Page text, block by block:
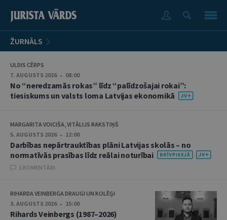
ŽURNĀLS
ULDIS CĒRPS
7. AUGUSTS 2026 • 08:00
No “neredzamās rokas” līdz “palīdzošajai rokai”:
tiesiskums un valsts loma Latvijas ekonomikā
MARGARITA VOICIŠA, VITĀLIJS RAKSTIŅŠ
5. AUGUSTS 2026 • 12:00
Darbības nepārtrauktības plāni Latvijas skolās – no
normatīvās prasības līdz reālai noturībai
1 KOMENTĀRI
RIHARDA VEINBERGA DRAUGI UN KOLĒĢI
3. AUGUSTS 2026 • 15:00
Rihards Veinbergs (1987–2026)